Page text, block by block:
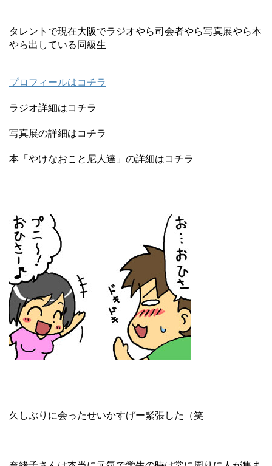
タレントで現在大阪でラジオやら司会者やら写真展やら本
やら出している同級生
プロフィールはコチラ
ラジオ詳細はコチラ
写真展の詳細はコチラ
本「やけなおこと尼人達」の詳細はコチラ
久しぶりに会ったせいかすげー緊張した（笑